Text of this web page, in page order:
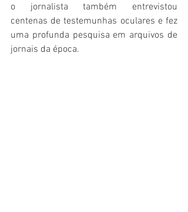
o jornalista também entrevistou
centenas de testemunhas oculares e fez
uma profunda pesquisa em arquivos de
jornais da época.